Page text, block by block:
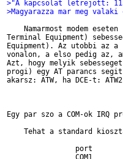
>"A kapcsolat letrejott:
>Magyarazza mar meg
Namarmost modem eseten
Terminal Equipment)
Equipment). Az utobbi az a
vonalon, a elso pedig az,
Azt, hogy melyik
progi) egy AT parancs
akarsz: ATW, ha DCE-t:
Egy par szo a COM-ok IRQ
Tehat a standard
port
COM1